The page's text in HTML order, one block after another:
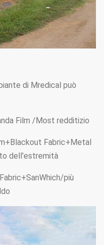
di Mredical può
Film /Most redditizio
Fabric+Metal
dell'estremità
più